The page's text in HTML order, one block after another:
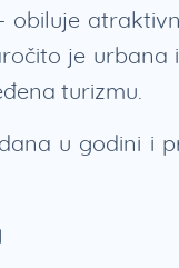
obiluje
je urbana i
turizmu.
u godini i